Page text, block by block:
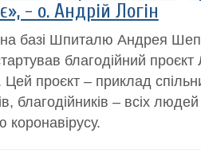
- о. Андрій Логін
базі Шпиталю Андрея
благодійний проєкт
Цей проєкт – приклад
благодійників – всіх
коронавірусу.